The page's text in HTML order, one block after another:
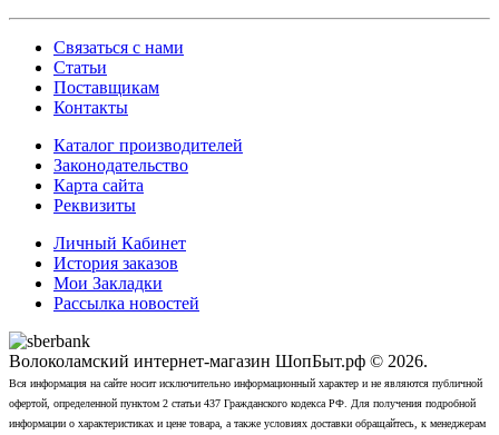
Связаться с нами
Статьи
Поставщикам
Контакты
Каталог производителей
Законодательство
Карта сайта
Реквизиты
Личный Кабинет
История заказов
Мои Закладки
Рассылка новостей
Волоколамский интернет-магазин ШопБыт.рф © 2026.
Вся информация на сайте носит исключительно информационный характер и не являются публичной
офертой, определенной пунктом 2 статьи 437 Гражданского кодекса РФ. Для получения подробной
информации о характеристиках и цене товара, а также условиях доставки обращайтесь, к менеджерам